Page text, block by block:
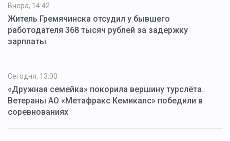
Вчера, 14:42
Житель Гремячинска отсудил у бывшего
работодателя 368 тысяч рублей за задержку
зарплаты
Сегодня, 13:00
«Дружная семейка» покорила вершину турслёта.
Ветераны АО «Метафракс Кемикалс» победили в
соревнованиях